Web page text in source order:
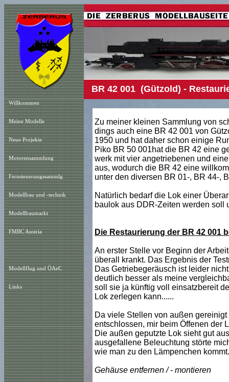
Willkommen
Meine Modelle
Neue Projekte
Motorensammlung
Fernsteuerungssammlg
Modellbau und -technik
Modellbaumarkt
FMBC Austria
Modellflug und ÖAeC
Links
BR 42 001 (Gützold) -
Zu meiner kleinen Sammlung von
dings auch eine BR 42 001 von
1950 und hat daher schon einige
Piko BR 50 001hat die BR 42 eine
werk mit vier angetriebenen und
aus, wodurch die BR 42 eine
unter den diversen BR 01-, BR 44-,
Natürlich bedarf die Lok einer
baulok aus DDR-Zeiten werden soll
Die Restaurierung der BR 42 001
An erster Stelle vor Beginn der
überall krankt. Das Ergebnis der
Das Getriebegeräusch ist leider
deutlich besser als meine
soll sie ja künftig voll einsatzbereit
Lok zerlegen kann......
Da viele Stellen von außen
entschlossen, mir beim Öffenen der
Die außen geputzte Lok sieht gut
ausgefallene Beleuchtung störte
wie man zu den Lämpenchen
Gehäuse entfernen / - montieren